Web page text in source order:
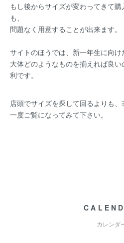
もし後からサイズが変わってきて
も、
問題なく用意することが出来ます。
サイトのほうでは、新一年生に向け
大体どのようなものを揃えれば良
利です。
店頭でサイズを探して回るよりも
一度ご覧になってみて下さい。
カレンダ